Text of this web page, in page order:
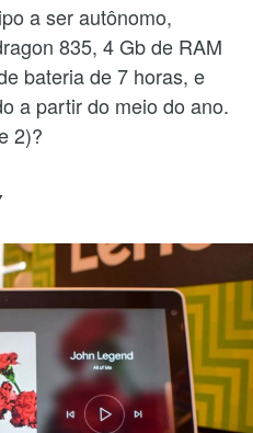
a ser autônomo,
835, 4 Gb de RAM
bateria de 7 horas, e
a partir do meio do ano.
2)?